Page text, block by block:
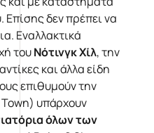
δεν πρέπει να
Εναλλακτικά
τουΝότινγκ Χίλ, την
και άλλα είδη
επιθυμούν την
υπάρχουν
όλων των